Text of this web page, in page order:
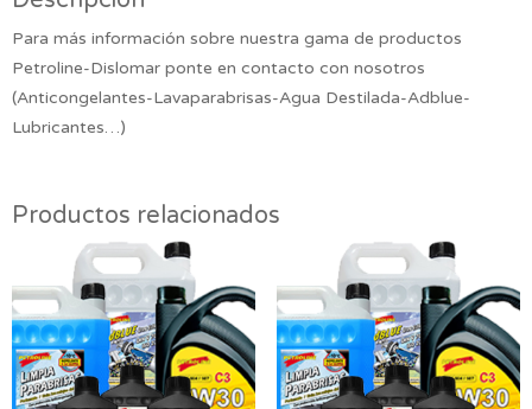
Para más información sobre nuestra gama de productos
Petroline-Dislomar ponte en contacto con nosotros
(Anticongelantes-Lavaparabrisas-Agua Destilada-Adblue-
Lubricantes…)
Productos relacionados